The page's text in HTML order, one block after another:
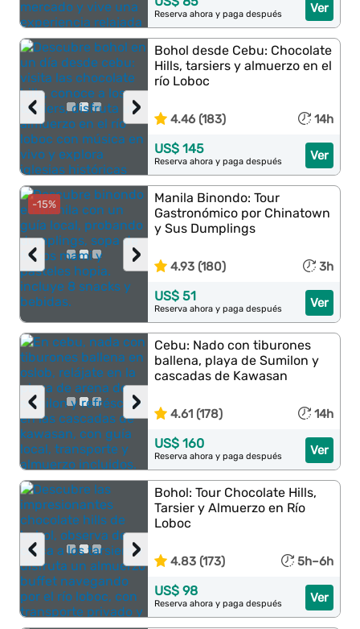
Ver
Reserva ahora y paga después
›
‹
Bohol desde Cebu: Chocolate
Hills, tarsiers y almuerzo en el
río Loboc
4.46 (183) 14h
Ver
US$ 145
Reserva ahora y paga después
-15%
›
‹
Manila Binondo: Tour
Gastronómico por Chinatown
y Sus Dumplings
4.93 (180) 3h
Ver
US$ 51
Reserva ahora y paga después
›
‹
Cebu: Nado con tiburones
ballena, playa de Sumilon y
cascadas de Kawasan
4.61 (178) 14h
Ver
US$ 160
Reserva ahora y paga después
›
‹
Bohol: Tour Chocolate Hills,
Tarsier y Almuerzo en Río
Loboc
4.83 (173) 5h–6h
Ver
US$ 98
Reserva ahora y paga después